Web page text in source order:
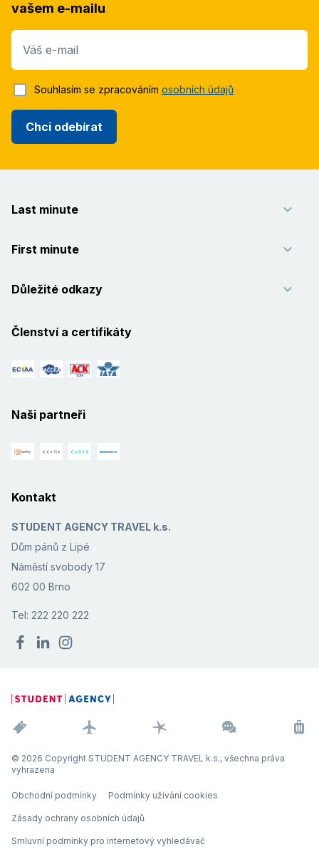
vašem e-mailu
Váš e-mail
Chci odebírat
Souhlasím se zpracováním osobních údajů
Last minute
First minute
Důležité odkazy
Členství a certifikáty
Naši partneři
Kontakt
STUDENT AGENCY TRAVEL k.s.
Dům pánů z Lipé
Náměstí svobody 17
602 00 Brno
Tel: 222 220 222
© 2026 Copyright STUDENT AGENCY TRAVEL k.s., všechna práva
vyhrazena
Obchodní podmínky Podmínky užívání cookies
Zásady ochrany osobních údajů
Smluvní podmínky pro internetový vyhledávač